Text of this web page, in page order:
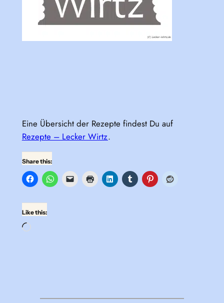
Eine Übersicht der Rezepte findest Du auf
Rezepte – Lecker Wirtz.
Share this:
Like this:
Loading…